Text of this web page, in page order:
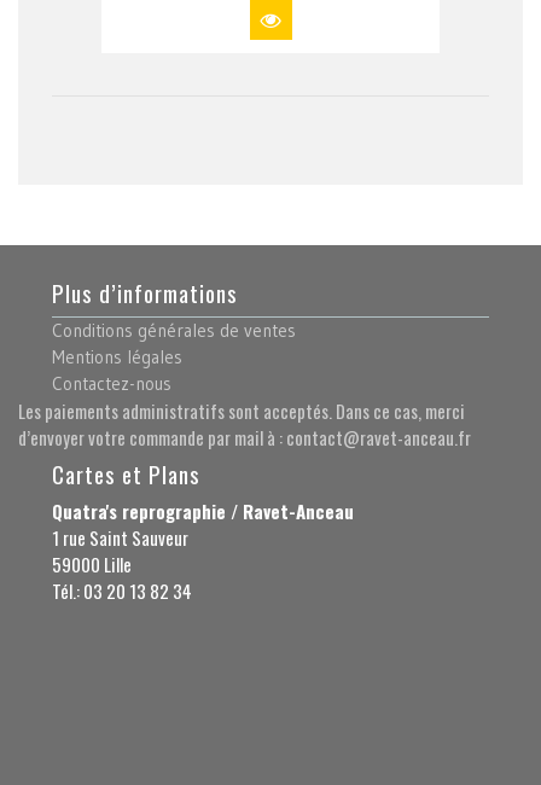
Plus d’informations
Conditions générales de ventes
Mentions légales
Contactez-nous
Les paiements administratifs sont acceptés. Dans ce cas, merci
d’envoyer votre commande par mail à : contact@ravet-anceau.fr
Cartes et Plans
Quatra's reprographie / Ravet-Anceau
1 rue Saint Sauveur
59000 Lille
Tél.: 03 20 13 82 34